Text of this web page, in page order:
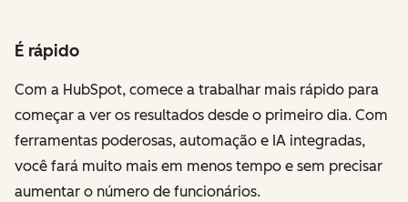
É rápido
Com a HubSpot, comece a trabalhar mais rápido para
começar a ver os resultados desde o primeiro dia. Com
ferramentas poderosas, automação e IA integradas,
você fará muito mais em menos tempo e sem precisar
aumentar o número de funcionários.